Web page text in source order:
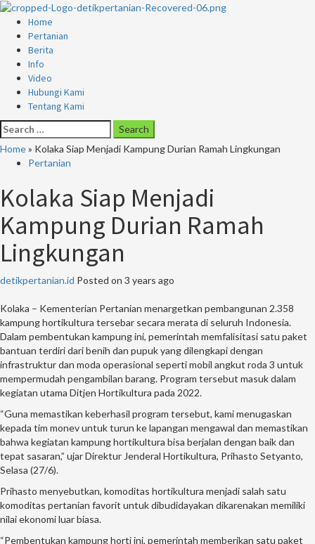
Skip
content
Primary
Menu
Home
Pertanian
Berita
Info
Video
Hubungi Kami
Tentang Kami
Search
for:
Home» Kolaka Siap Menjadi Kampung Durian Ramah Lingkungan
Pertanian
Kolaka Siap Menjadi
Kampung Durian Ramah
Lingkungan
detikpertanian.id Posted on 3 years ago
Kolaka – Kementerian Pertanian menargetkan pembangunan 2.358
kampung hortikultura tersebar secara merata di seluruh Indonesia.
Dalam pembentukan kampung ini, pemerintah memfalisitasi satu paket
bantuan terdiri dari benih dan pupuk yang dilengkapi dengan
infrastruktur dan moda operasional seperti mobil angkut roda 3 untuk
mempermudah pengambilan barang. Program tersebut masuk dalam
kegiatan utama Ditjen Hortikultura pada 2022.
“Guna memastikan keberhasil program tersebut, kami menugaskan
kepada tim monev untuk turun ke lapangan mengawal dan memastikan
bahwa kegiatan kampung hortikultura bisa berjalan dengan baik dan
tepat sasaran,” ujar Direktur Jenderal Hortikultura, Prihasto Setyanto,
Selasa (27/6).
Prihasto menyebutkan, komoditas hortikultura menjadi salah satu
komoditas pertanian favorit untuk dibudidayakan dikarenakan memiliki
nilai ekonomi luar biasa.
“Pembentukan kampung horti ini, pemerintah memberikan satu paket